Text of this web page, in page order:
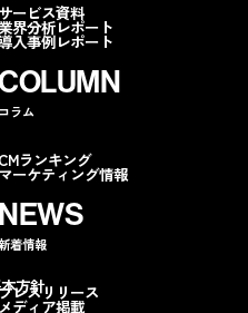
コラム
CMランキング
マーケティング情報
NEWS
着情報
レスリリース
メディア掲載
サービス資料
界分析レポート
入事例レポート
方針